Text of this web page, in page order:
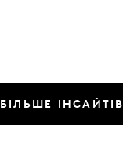
БІЛЬШЕ ІНСАЙТІВ